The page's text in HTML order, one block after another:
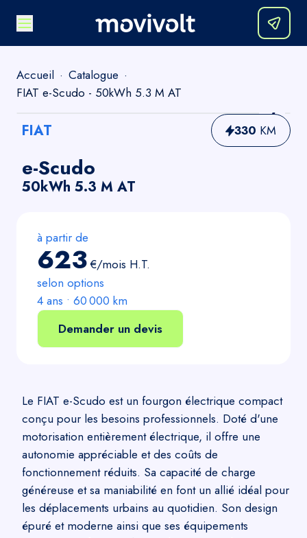
Accueil · Catalogue ·
FIAT e-Scudo - 50kWh 5.3 M AT
FIAT 330 KM
e-Scudo
50kWh 5.3 M AT
à partir de
623 €/mois H.T.
selon options
4 ans • 60 000 km
Demander un devis
Le FIAT e-Scudo est un fourgon électrique compact
conçu pour les besoins professionnels. Doté d'une
motorisation entièrement électrique, il offre une
autonomie appréciable et des coûts de
fonctionnement réduits. Sa capacité de charge
généreuse et sa maniabilité en font un allié idéal pour
les déplacements urbains au quotidien. Son design
épuré et moderne ainsi que ses équipements